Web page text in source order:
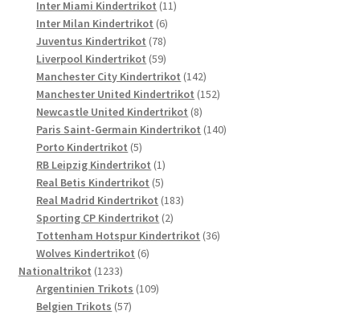
Produkte
Inter Miami Kindertrikot 1111
Inter Milan Kindertrikot 66
Produkte
Juventus Kindertrikot 7878
Produkte
Liverpool Kindertrikot 5959
Produkte
Manchester City Kindertrikot 142142
Produkte
Manchester United Kindertrikot 152152
Newcastle United Kindertrikot 88
Produkte
Paris Saint-Germain Kindertrikot 140140
Porto Kindertrikot 55
Produkte
RB Leipzig Kindertrikot 11
Produkt
Real Betis Kindertrikot 55
Produkte
Real Madrid Kindertrikot 183183
Sporting CP Kindertrikot 22
Produkte
Tottenham Hotspur Kindertrikot 3636
Wolves Kindertrikot 66
Nationaltrikot 12331233
Produkte
Argentinien Trikots 109109
Belgien Trikots 5757